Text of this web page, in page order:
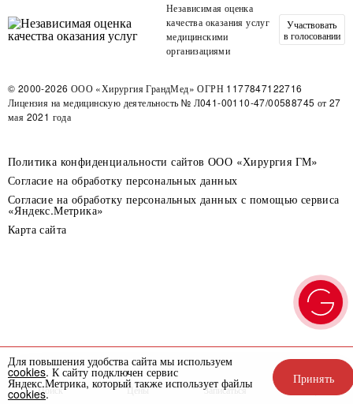
Независимая оценка
качества оказания услуг
медицинскими
организациями
Участвовать
в голосовании
© 2000-2026 ООО «Хирургия ГрандМед» ОГРН 1177847122716
Лицензия на медицинскую деятельность № Л041-00110-47/00588745 от 27
мая 2021 года
Политика конфиденциальности сайтов ООО «Хирургия ГМ»
Согласие на обработку персональных данных
Согласие на обработку персональных данных с помощью сервиса
«Яндекс.Метрика»
Карта сайта
Для повышения удобства сайта мы используем
cookies. К сайту подключен сервис
Яндекс.Метрика, который также использует файлы
cookies.
Принять
Поиск Цены Записаться Акции